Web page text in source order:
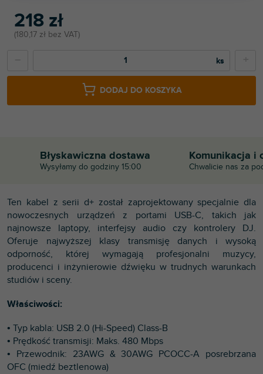
218 zł
180,17 zł bez VAT
DODAJ DO KOSZYKA
Błyskawiczna dostawa
Wysyłamy do godziny 15:00
Komunikacja i
Chwalicie nas za
Ten kabel z serii d+ został zaprojektowany specjalnie dla
nowoczesnych urządzeń z portami USB-C, takich jak
najnowsze laptopy, interfejsy audio czy kontrolery DJ.
Oferuje najwyższej klasy transmisję danych i wysoką
odporność, której wymagają profesjonalni muzycy,
producenci i inżynierowie dźwięku w trudnych warunkach
studiów i sceny.
Właściwości:
• Typ kabla: USB 2.0 (Hi-Speed) Class-B
• Prędkość transmisji: Maks. 480 Mbps
• Przewodnik: 23AWG & 30AWG PCOCC-A posrebrzana
OFC (miedź beztlenowa)